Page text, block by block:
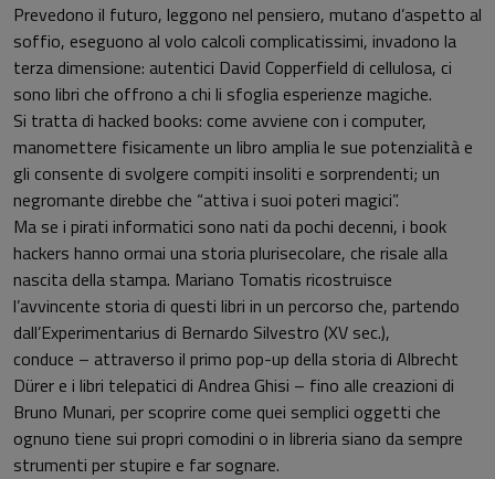
Prevedono il futuro, leggono nel pensiero, mutano d’aspetto al
soffio, eseguono al volo calcoli complicatissimi, invadono la
terza dimensione: autentici David Copperfield di cellulosa, ci
sono libri che offrono a chi li sfoglia esperienze magiche.
Si tratta di hacked books: come avviene con i computer,
manomettere fisicamente un libro amplia le sue potenzialità e
gli consente di svolgere compiti insoliti e sorprendenti; un
negromante direbbe che “attiva i suoi poteri magici”.
Ma se i pirati informatici sono nati da pochi decenni, i book
hackers hanno ormai una storia plurisecolare, che risale alla
nascita della stampa. Mariano Tomatis ricostruisce
l’avvincente storia di questi libri in un percorso che, partendo
dall’Experimentarius di Bernardo Silvestro (XV sec.),
conduce – attraverso il primo pop-up della storia di Albrecht
Dürer e i libri telepatici di Andrea Ghisi – fino alle creazioni di
Bruno Munari, per scoprire come quei semplici oggetti che
ognuno tiene sui propri comodini o in libreria siano da sempre
strumenti per stupire e far sognare.